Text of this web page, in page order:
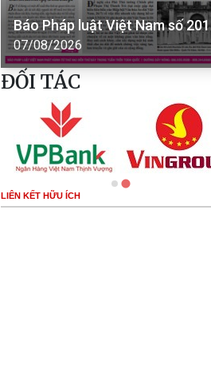
Báo Pháp luật Việt Nam số 201
07/08/2026
ĐỐI TÁC
LIÊN KẾT HỮU ÍCH